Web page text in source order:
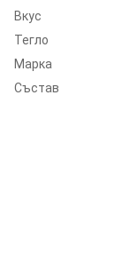
Вкус
Тегло
Марка
Състав